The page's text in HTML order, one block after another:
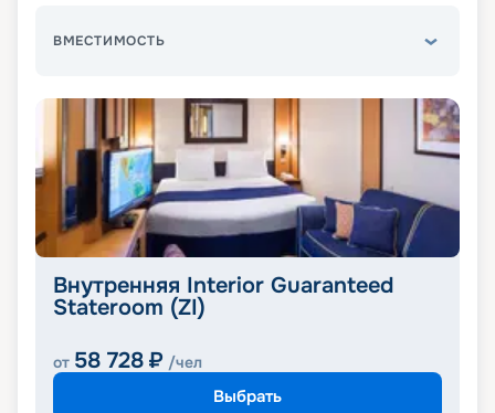
ВМЕСТИМОСТЬ
Внутренняя Interior Guaranteed
Stateroom (ZI)
от 58 728 ₽ /чел
Выбрать